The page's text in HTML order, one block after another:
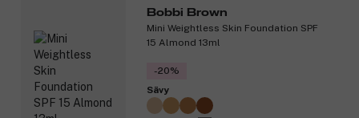
Bobbi Brown
Mini Weightless Skin Foundation SPF
15 Almond 13ml
-20%
Sävy